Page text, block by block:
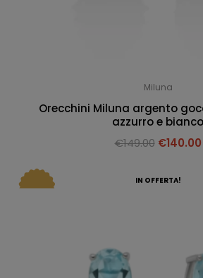
Miluna
Orecchini Miluna argento
azzurro e bianco
€149.00 €140.00
IN OFFERTA!